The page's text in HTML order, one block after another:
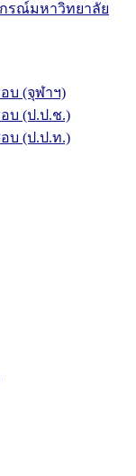
กรณ์มหาวิทยาลัย
บ (จุฬาฯ)
บ (ป.ป.ช.)
บ (ป.ป.ท.)